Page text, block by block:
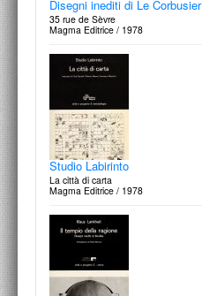
Disegni inediti di Le Corbusier
35 rue de Sèvre
Magma Editrice / 1978
Studio Labirinto
La città di carta
Magma Editrice / 1978